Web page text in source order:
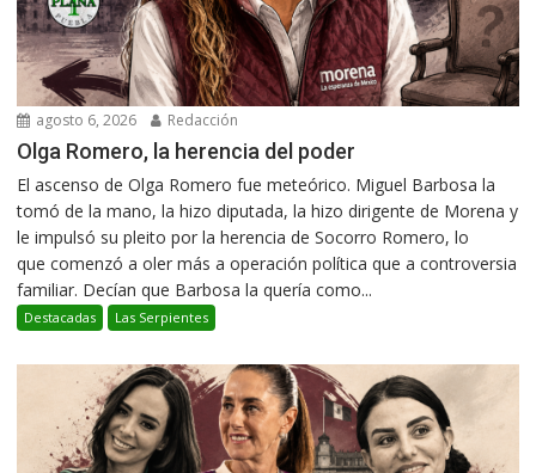
agosto 6, 2026 Redacción
Olga Romero, la herencia del poder
El ascenso de Olga Romero fue meteórico. Miguel Barbosa la
tomó de la mano, la hizo diputada, la hizo dirigente de Morena y
le impulsó su pleito por la herencia de Socorro Romero, lo
que comenzó a oler más a operación política que a controversia
familiar. Decían que Barbosa la quería como...
Destacadas Las Serpientes